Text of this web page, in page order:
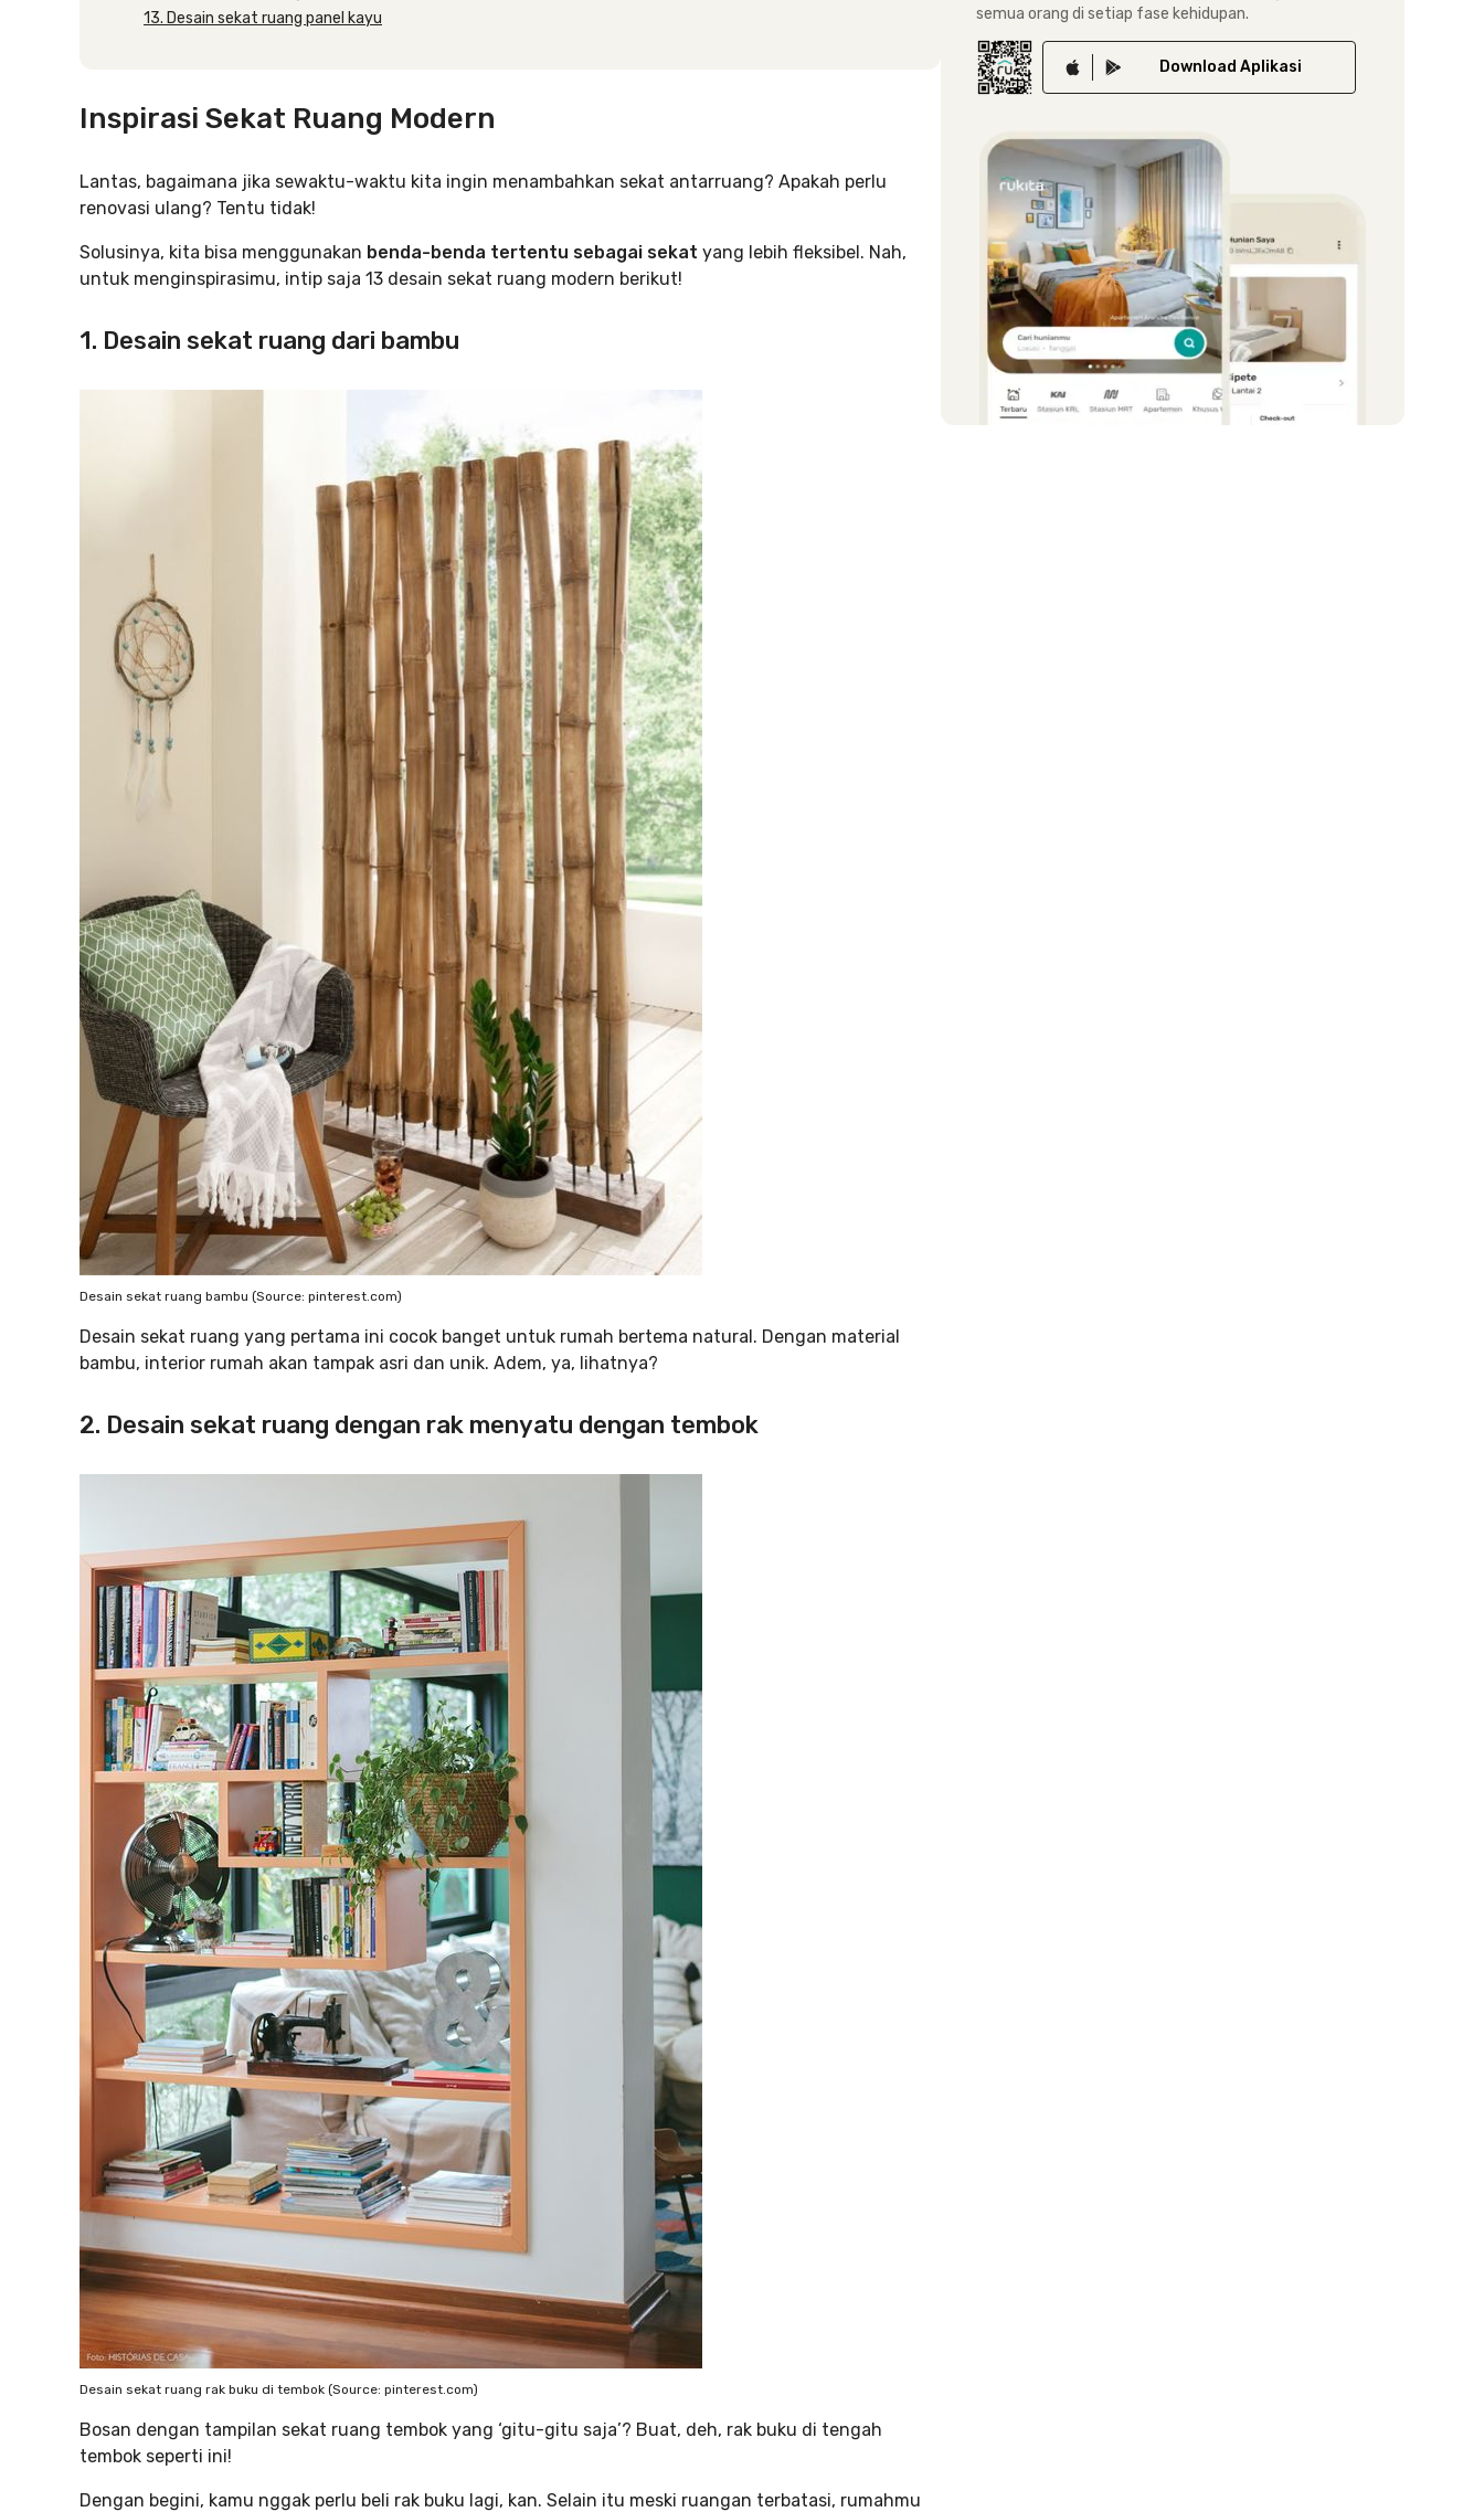
13. Desain sekat ruang panel kayu
Inspirasi Sekat Ruang Modern
Lantas, bagaimana jika sewaktu-waktu kita ingin menambahkan sekat antarruang? Apakah perlu
renovasi ulang? Tentu tidak!
Solusinya, kita bisa menggunakan benda-benda tertentu sebagai sekat yang lebih fleksibel. Nah,
untuk menginspirasimu, intip saja 13 desain sekat ruang modern berikut!
1. Desain sekat ruang dari bambu
Desain sekat ruang bambu (Source: pinterest.com)
Desain sekat ruang yang pertama ini cocok banget untuk rumah bertema natural. Dengan material
bambu, interior rumah akan tampak asri dan unik. Adem, ya, lihatnya?
2. Desain sekat ruang dengan rak menyatu dengan tembok
Desain sekat ruang rak buku di tembok (Source: pinterest.com)
Bosan dengan tampilan sekat ruang tembok yang ‘gitu-gitu saja’? Buat, deh, rak buku di tengah
tembok seperti ini!
Dengan begini, kamu nggak perlu beli rak buku lagi, kan. Selain itu meski ruangan terbatasi, rumahmu
semua orang di setiap fase kehidupan.
Download Aplikasi